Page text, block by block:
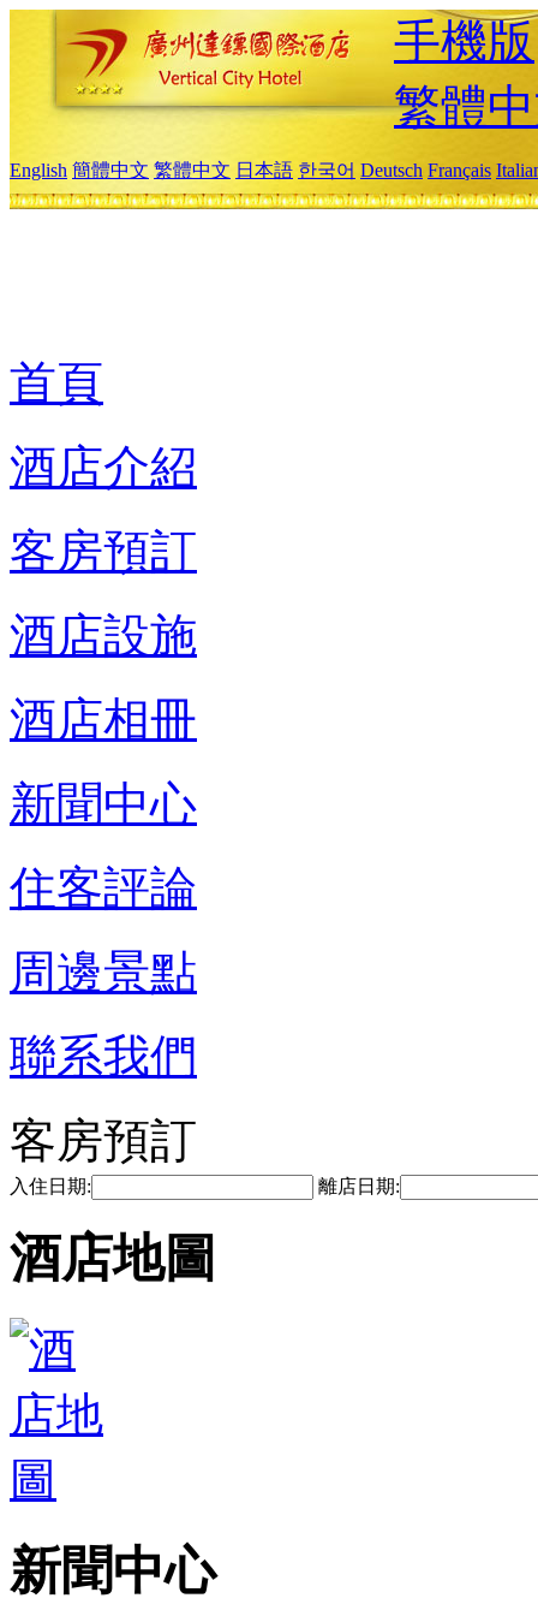
手機版
繁體
English 簡體中文 繁體中文 日本語 한국어 Deutsch Français
首頁
酒店介紹
客房預訂
酒店設施
酒店相冊
新聞中心
住客評論
周邊景點
聯系我們
客房預訂
入住日期: 離店日期:
酒店地圖
新聞中心